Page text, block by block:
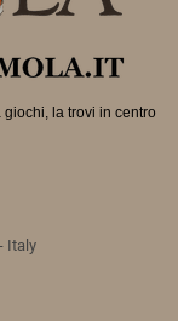
la trovi in centro
Italy